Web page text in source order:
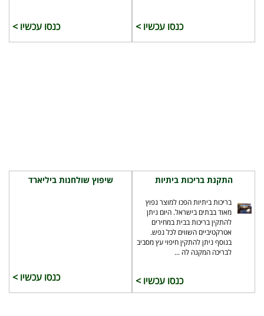
כנסו עכשיו > כנסו עכשיו >
התקנת בריכות ביתיות
בריכות ביתיות הפכו למוצר נפוץ
מאוד בבתים בישראל. היום ניתן
להתקין בריכות בבית במחירים
אטרקטיביים השווים לכל נפש.
בנוסף ניתן להתקין חיפוי עץ מסביב
לבריכה המקנה לה ...
כנסו עכשיו >
שיפוץ שולחנות ביליארד
כנסו עכשיו >